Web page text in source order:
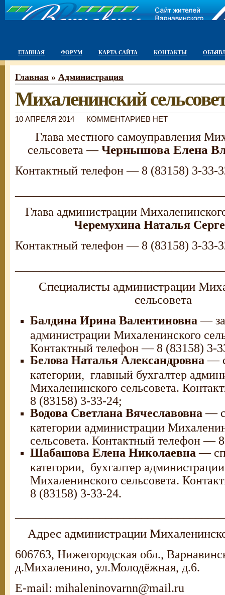
ГЛАВНАЯ ФОРУМ КАРТА САЙТА КОНТАКТЫ
Главная » Администрация
Михаленинский
10 АПРЕЛЯ 2014 КОММЕНТАРИЕВ НЕТ
Глава местного самоуправления
сельсовета —Чернышова Елена
Контактный телефон — 8 (83158) 3-33-
Глава администрации
Черемухина Наталья
Контактный телефон — 8 (83158) 3-33-
Специалисты администрации
сельсовета
Балдина Ирина Валентиновна —
администрации Михаленинского
Контактный телефон — 8 (83158) 3-
Белова Наталья Александровна —
категории, главный бухгалтер
Михаленинского сельсовета.
8 (83158) 3-33-24;
Водова Светлана Вячеславовна —
категории администрации
сельсовета. Контактный телефон —
Шабашова Елена Николаевна —
категории, бухгалтер администрации
Михаленинского сельсовета.
8 (83158) 3-33-24.
Адрес администрации
606763, Нижегородская обл.,
д.Михаленино, ул.Молодёжная, д.6.
E-mail: mihaleninovarnn@mail.ru